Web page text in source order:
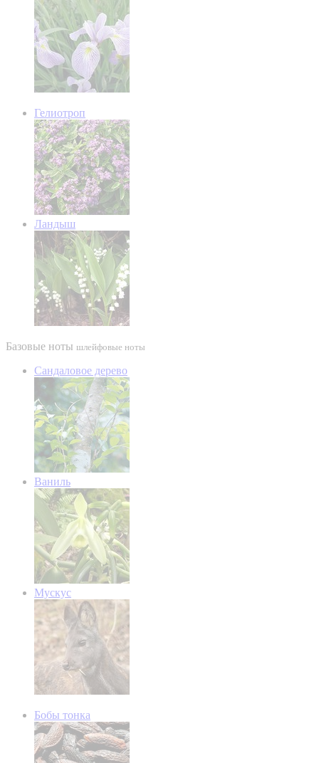
Гелиотроп
Ландыш
Базовые ноты шлейфовые ноты
Сандаловое дерево
Ваниль
Мускус
Бобы тонка